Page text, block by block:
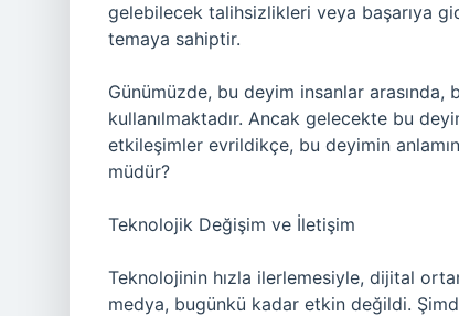
gelebilecek talihsizlikleri veya başarıya
temaya sahiptir.
Günümüzde, bu deyim insanlar
kullanılmaktadır. Ancak gelecekte bu
etkileşimler evrildikçe, bu deyimin
müdür?
Teknolojik Değişim ve İletişim
Teknolojinin hızla ilerlemesiyle, dijital
medya, bugünkü kadar etkin değildi.